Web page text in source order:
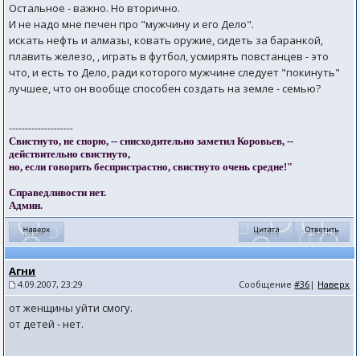
Остальное - важно. Но вторично.
И не надо мне печен про "мужчину и его Дело".
искать нефть и алмазы, ковать оружие, сидеть за баранкой,
плавить железо, , играть в футбол, усмирять повстанцев - это
что, и есть то Дело, ради которого мужчине следует "покинуть"
лучшее, что он вообще способен создать на земле - семью?
--------------------
Свистнуто, не спорю, -- снисходительно заметил Коровьев, --
действительно свистнуто,
но, если говорить беспристрастно, свистнуто очень средне!"
Справедливости нет.
Админ.
Агни
4.09.2007, 23:29 Сообщение#36 | Наверх
от женщины уйти смогу.
от детей - нет.